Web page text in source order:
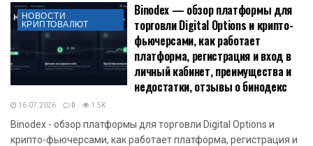
НОВОСТИ
КРИПТОВАЛЮТ
Binodex — обзор платформы для
торговли Digital Options и крипто-
фьючерсами, как работает
платформа, регистрация и вход в
личный кабинет, преимущества и
недостатки, отзывы о бинодекс
16.07.2026 0 1.5K
Binodex - обзор платформы для торговли Digital Options и
крипто-фьючерсами, как работает платформа, регистрация и